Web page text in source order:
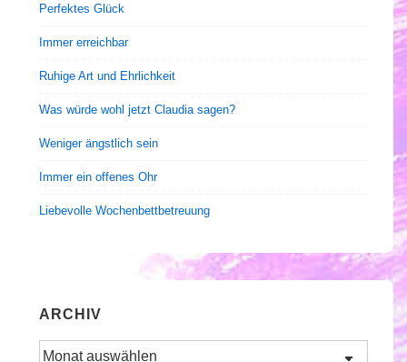
Perfektes Glück
Immer erreichbar
Ruhige Art und Ehrlichkeit
Was würde wohl jetzt Claudia sagen?
Weniger ängstlich sein
Immer ein offenes Ohr
Liebevolle Wochenbettbetreuung
ARCHIV
Archiv